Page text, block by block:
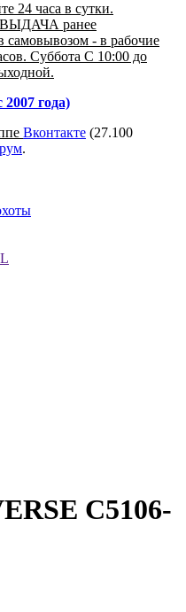
24 часа в сутки.
ВЫДАЧА ранее
самовывозом - в рабочие
Суббота С 10:00 до
года)
Вконтакте (27.100
.
C5106-